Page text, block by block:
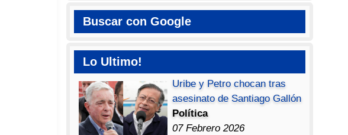
Buscar con Google
Lo Ultimo!
Uribe y Petro chocan tras
asesinato de Santiago Gallón
Política
07 Febrero 2026